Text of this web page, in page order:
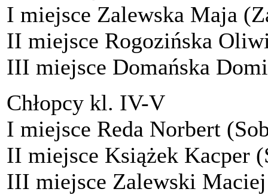
I miejsce Zalewska Maja
II miejsce Rogozińska
III miejsce Domańska
Chłopcy kl. IV-V
I miejsce Reda Norbert
II miejsce Książek Kacper
III miejsce Zalewski